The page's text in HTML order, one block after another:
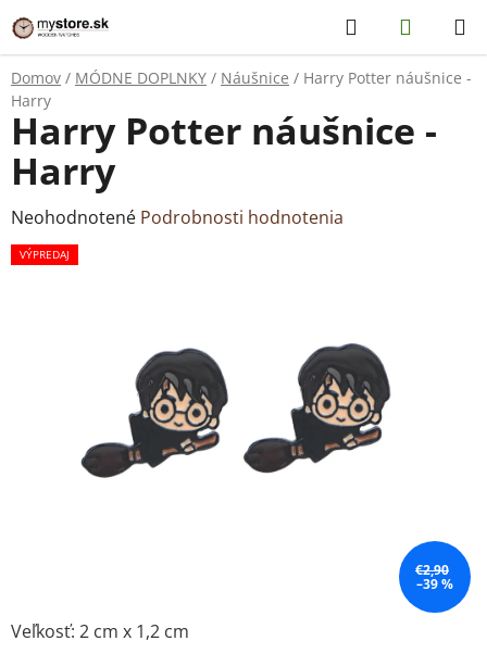
Prejsť
na
obsah
Hľadať
KOŠÍK
Domov / MÓDNE DOPLNKY / Náušnice / Harry Potter náušnice -
Harry
Veľkosť: 2 cm x 1,2 cm
Harry Potter náušnice -
Harry
Priemerné
hodnotenie
Neohodnotené Podrobnosti hodnotenia
VÝPREDAJ
€2,90
–39 %